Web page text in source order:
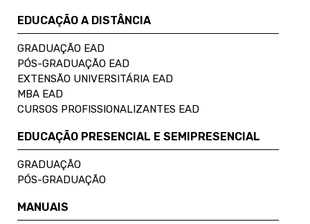
EDUCAÇÃO A DISTÂNCIA
GRADUAÇÃO EAD
PÓS-GRADUAÇÃO EAD
EXTENSÃO UNIVERSITÁRIA EAD
MBA EAD
CURSOS PROFISSIONALIZANTES EAD
EDUCAÇÃO PRESENCIAL E SEMIPRESENCIAL
GRADUAÇÃO
PÓS-GRADUAÇÃO
MANUAIS